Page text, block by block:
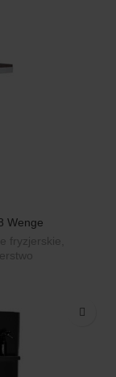
Wenge
fryzjerskie